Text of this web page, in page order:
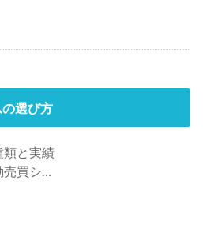
選び方
類と実績
買シス